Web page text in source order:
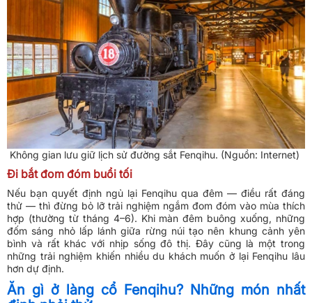
Không gian lưu giữ lịch sử đường sắt Fenqihu. (Nguồn: Internet)
Đi bắt đom đóm buổi tối
Nếu bạn quyết định ngủ lại Fenqihu qua đêm — điều rất đáng
thử — thì đừng bỏ lỡ trải nghiệm ngắm đom đóm vào mùa thích
hợp (thường từ tháng 4–6). Khi màn đêm buông xuống, những
đốm sáng nhỏ lấp lánh giữa rừng núi tạo nên khung cảnh yên
bình và rất khác với nhịp sống đô thị. Đây cũng là một trong
những trải nghiệm khiến nhiều du khách muốn ở lại Fenqihu lâu
hơn dự định.
Ăn gì ở làng cổ Fenqihu? Những món nhất